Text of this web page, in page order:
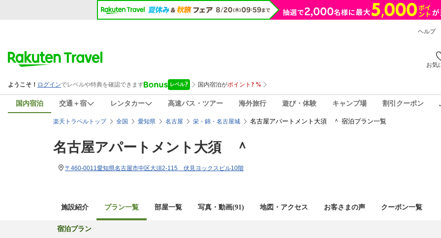
ヘルプ
お気
国内宿泊 交通＋宿 レンタカー 高速バス・ツアー 海外旅行 遊び・体験 キャンプ場 割引クーポン
楽天トラベルトップ 全国 愛知県 名古屋 栄・錦・名古屋城 名古屋アパートメント大須 ＾ 宿泊プラン一覧
名古屋アパートメント大須 ＾
〒460-0011愛知県名古屋市中区大須2-115 伏見ヨックスビル10階
施設紹介 プラン一覧 部屋一覧 写真・動画(91) 地図・アクセス お客さまの声 クーポン一覧
宿泊プラン